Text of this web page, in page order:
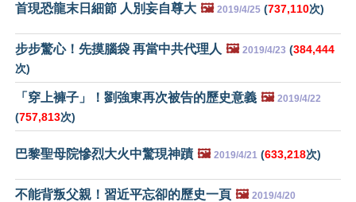
首現恐龍末日細節 人別妄自尊大 🖼️ 2019/4/25 (737,110次)
步步驚心！先摸腦袋 再當中共代理人 🖼️ 2019/4/23 (384,444
次)
「穿上褲子」！劉強東再次被告的歷史意義 🖼️ 2019/4/22
(757,813次)
巴黎聖母院慘烈大火中驚現神蹟 🖼️ 2019/4/21 (633,218次)
不能背叛父親！習近平忘卻的歷史一頁 🖼️ 2019/4/20